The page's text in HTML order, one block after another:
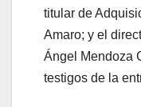
titular de
Amaro; y el
Ángel Mendoza
testigos de la